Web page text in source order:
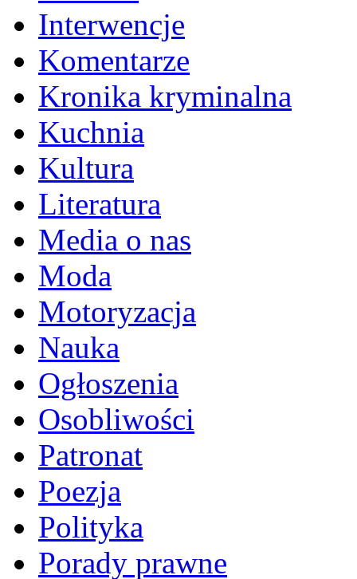
Interwencje
Komentarze
Kronika kryminalna
Kuchnia
Kultura
Literatura
Media o nas
Moda
Motoryzacja
Nauka
Ogłoszenia
Osobliwości
Patronat
Poezja
Polityka
Porady prawne